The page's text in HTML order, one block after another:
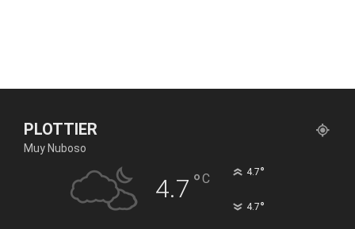
PLOTTIER
Muy Nuboso
4.7 °C 4.7°
4.7°